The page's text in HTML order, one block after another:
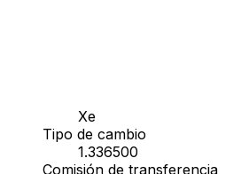
Xe
Tipo de cambio
1.336500
Comisión de transferencia